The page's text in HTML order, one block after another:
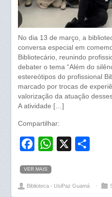
No dia 13 de março, a
conversa especial em
Bibliotecário, reunindo
debater o tema “Além do
estereótipos do profissional
marcado por trocas de
valorização da atuação
A atividade […]
Compartilhar:
c
e
W
t
VER MAIS
Biblioteca - UsiPaz Guamá ⋅